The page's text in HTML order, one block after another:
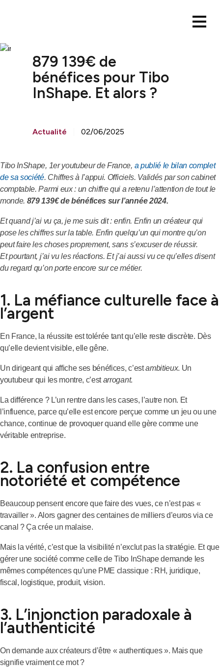
879 139€ de
bénéfices pour Tibo
InShape. Et alors ?
Actualité 02/06/2025
Tibo InShape, 1er youtubeur de France, a publié le bilan complet
de sa société. Chiffres à l’appui. Officiels. Validés par son cabinet
comptable. Parmi eux : un chiffre qui a retenu l’attention de tout le
monde. 879 139€ de bénéfices sur l’année 2024.
Et quand j’ai vu ça, je me suis dit : enfin. Enfin un créateur qui
pose les chiffres sur la table. Enfin quelqu’un qui montre qu’on
peut faire les choses proprement, sans s’excuser de réussir.
Et pourtant, j’ai vu les réactions. Et j’ai aussi vu ce qu’elles disent
du regard qu’on porte encore sur ce métier.
1. La méfiance culturelle face à
l’argent
En France, la réussite est tolérée tant qu’elle reste discrète. Dès
qu’elle devient visible, elle gêne.
Un dirigeant qui affiche ses bénéfices, c’estambitieux. Un
youtubeur qui les montre, c’estarrogant.
La différence ? L’un rentre dans les cases, l’autre non. Et
l’influence, parce qu’elle est encore perçue comme un jeu ou une
chance, continue de provoquer quand elle gère comme une
véritable entreprise.
2. La confusion entre
notoriété et compétence
Beaucoup pensent encore que faire des vues, ce n’est pas «
travailler ». Alors gagner des centaines de milliers d’euros via ce
canal ? Ça crée un malaise.
Mais la vérité, c’est que la visibilité n’exclut pas la stratégie. Et que
gérer une société comme celle de Tibo InShape demande les
mêmes compétences qu’une PME classique : RH, juridique,
fiscal, logistique, produit, vision.
3. L’injonction paradoxale à
l’authenticité
On demande aux créateurs d’être « authentiques ». Mais que
signifie vraiment ce mot ?